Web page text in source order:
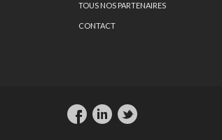
TOUS NOS PARTENAIRES
CONTACT